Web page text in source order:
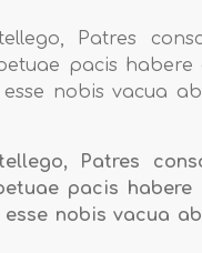
Patres
pacis
nobis vacua
Patres
pacis
nobis vacua